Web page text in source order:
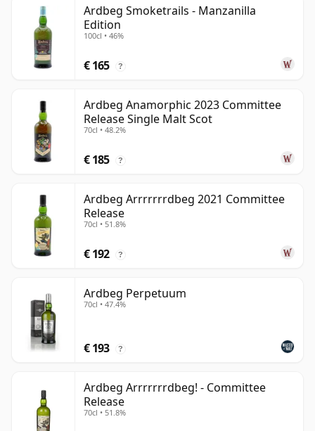
Ardbeg Smoketrails - Manzanilla
Edition
100cl • 46%
€ 165 ?
Ardbeg Anamorphic 2023 Committee
Release Single Malt Scot
70cl • 48.2%
€ 185 ?
Ardbeg Arrrrrrrdbeg 2021 Committee
Release
70cl • 51.8%
€ 192 ?
Ardbeg Perpetuum
70cl • 47.4%
€ 193 ?
Ardbeg Arrrrrrrdbeg! - Committee
Release
70cl • 51.8%